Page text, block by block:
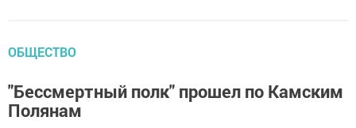
ОБЩЕСТВО
"Бессмертный полк" прошел по Камским
Полянам